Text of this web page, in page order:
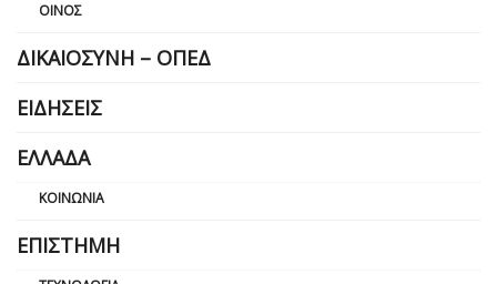
ΟΊΝΟΣ
ΔΙΚΑΙΟΣΎΝΗ – ΟΠΕΔ
ΕΙΔΉΣΕΙΣ
ΕΛΛΆΔΑ
ΚΟΙΝΩΝΊΑ
ΕΠΙΣΤΉΜΗ